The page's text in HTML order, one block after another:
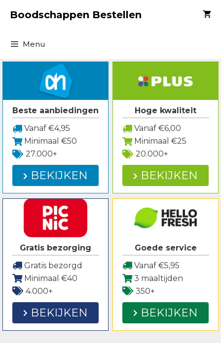
naarBoodschappen Bestellen
Menu
Beste aanbiedingen
Vanaf €4,95
Minimaal €50
27.000+
BEKIJKEN
Hoge kwaliteit
Vanaf €6,00
Minimaal €25
20.000+
BEKIJKEN
Gratis bezorging
Gratis bezorgd
Minimaal €40
4.000+
BEKIJKEN
Goede service
Vanaf €5,95
3 maaltijden
350+
BEKIJKEN